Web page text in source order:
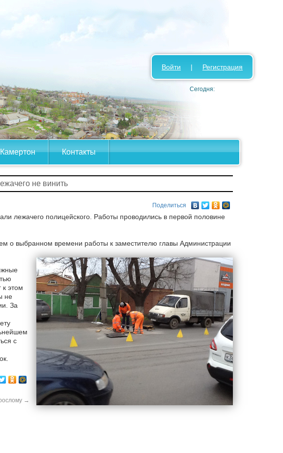
Камертон Контакты
Войти | Регистрация
Сегодня:
не винить
Поделиться
лежачего полицейского. Работы проводились в первой половине
о выбранном времени работы к заместителю главы Администрации
этом
не
За
с
→